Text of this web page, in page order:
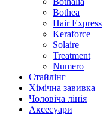
Bothea
Hair Express
Keraforce
Solaire
Treatment
Numero
Стайлінг
Хімічна завивка
Чоловіча лінія
Аксесуари